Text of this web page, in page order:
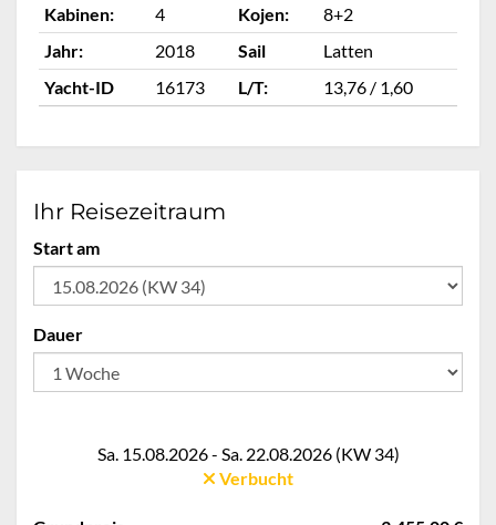
Kabinen: 4 Kojen:
8+2
Jahr:
2018 Sail
Latten
Yacht-ID
16173 L/T: 13,76 / 1,60
Ihr Reisezeitraum
Start am
Dauer
Sa. 15.08.2026 - Sa. 22.08.2026 (KW 34)
Verbucht